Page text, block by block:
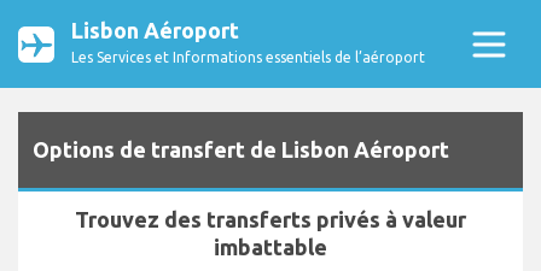
Lisbon Aéroport
Les Services et Informations essentiels de l’aéroport
Options de transfert de Lisbon Aéroport
Trouvez des transferts privés à valeur
imbattable